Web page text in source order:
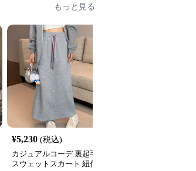
もっと見る
¥5,230 (税込)
カジュアルコーデ 裏起毛
スウェットスカート 紐付